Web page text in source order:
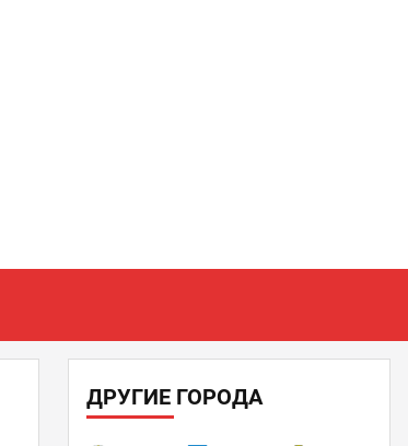
ДРУГИЕ ГОРОДА